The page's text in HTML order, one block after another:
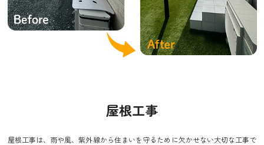
屋根工事
屋根工事は、雨や風、紫外線から住まいを守るために欠かせない大切な工事で